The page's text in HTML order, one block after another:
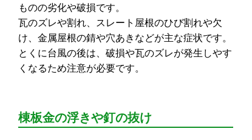
ものの劣化や破損です。
瓦のズレや割れ、スレート屋根のひび割れや欠
け、金属屋根の錆や穴あきなどが主な症状です。
とくに台風の後は、破損や瓦のズレが発生しやす
くなるため注意が必要です。
棟板金の浮きや釘の抜け